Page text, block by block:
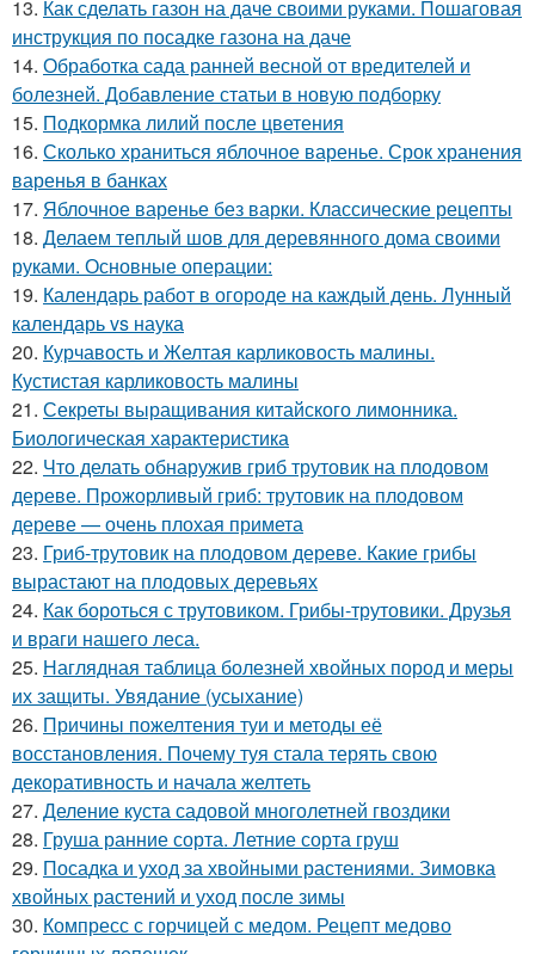
13. Как сделать газон на даче своими руками. Пошаговая
инструкция по посадке газона на даче
14. Обработка сада ранней весной от вредителей и
болезней. Добавление статьи в новую подборку
15. Подкормка лилий после цветения
16. Сколько храниться яблочное варенье. Срок хранения
варенья в банках
17. Яблочное варенье без варки. Классические рецепты
18. Делаем теплый шов для деревянного дома своими
руками. Основные операции:
19. Календарь работ в огороде на каждый день. Лунный
календарь vs наука
20. Курчавость и Желтая карликовость малины.
Кустистая карликовость малины
21. Секреты выращивания китайского лимонника.
Биологическая характеристика
22. Что делать обнаружив гриб трутовик на плодовом
дереве. Прожорливый гриб: трутовик на плодовом
дереве — очень плохая примета
23. Гриб-трутовик на плодовом дереве. Какие грибы
вырастают на плодовых деревьях
24. Как бороться с трутовиком. Грибы-трутовики. Друзья
и враги нашего леса.
25. Наглядная таблица болезней хвойных пород и меры
их защиты. Увядание (усыхание)
26. Причины пожелтения туи и методы её
восстановления. Почему туя стала терять свою
декоративность и начала желтеть
27. Деление куста садовой многолетней гвоздики
28. Груша ранние сорта. Летние сорта груш
29. Посадка и уход за хвойными растениями. Зимовка
хвойных растений и уход после зимы
30. Компресс с горчицей с медом. Рецепт медово